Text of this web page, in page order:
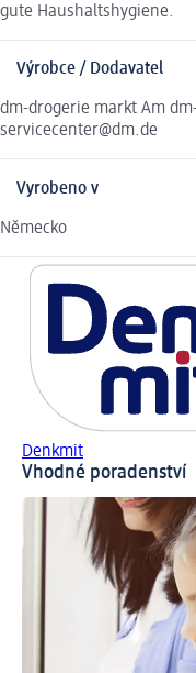
gute Haushaltshygiene.
Výrobce / Dodavatel
dm-drogerie markt Am
servicecenter@dm.de
Vyrobeno v
Německo
Denkmit
Vhodné poradenství